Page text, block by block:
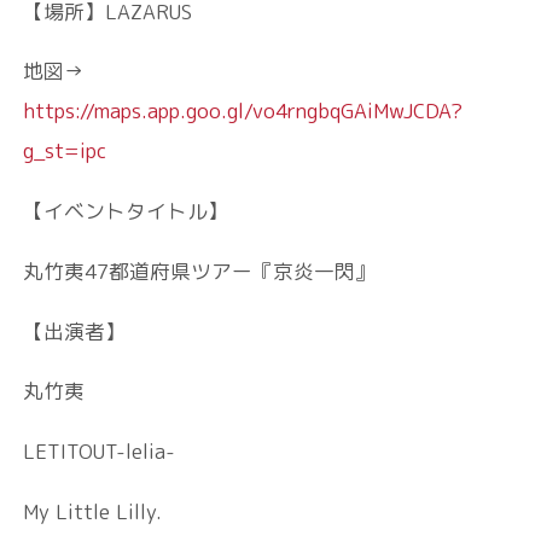
【場所】LAZARUS
地図→
https://maps.app.goo.gl/vo4rngbqGAiMwJCDA?
g_st=ipc
【イベントタイトル】
丸竹夷47都道府県ツアー『京炎一閃』
【出演者】
丸竹夷
LETITOUT-lelia-
My Little Lilly.